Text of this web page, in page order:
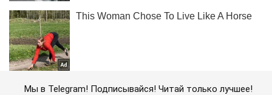
Мы в Telegram! Подписывайся! Читай только лучшее!